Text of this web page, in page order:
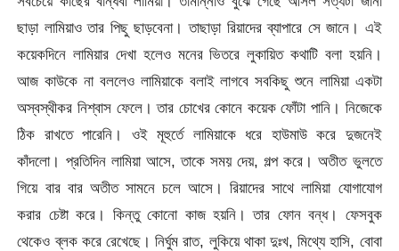
ছাড়া লামিয়াও তার পিছু ছাড়বেনা। তাছাড়া রিয়াদের ব্যাপারে সে জানে। এই
কয়েকদিনে লামিয়ার দেখা হলেও মনের ভিতরে লুকায়িত কথাটি বলা হয়নি।
আজ কাউকে না বললেও লামিয়াকে বলাই লাগবে সবকিছু শুনে লামিয়া একটা
অস্বস্থীকর নিশ্বাস ফেলে। তার চোখের কোনে কয়েক ফোঁটা পানি। নিজেকে
ঠিক রাখতে পারেনি। ওই মূহুর্তে লামিয়াকে ধরে হাউমাউ করে দুজনেই
কাঁদলো। প্রতিদিন লামিয়া আসে, তাকে সময় দেয়, গল্প করে। অতীত ভুলতে
গিয়ে বার বার অতীত সামনে চলে আসে। রিয়াদের সাথে লামিয়া যোগাযোগ
করার চেষ্টা করে। কিন্তু কোনো কাজ হয়নি। তার ফোন বন্ধ। ফেসবুক
থেকেও ব্লক করে রেখেছে। নির্ঘুম রাত, লুকিয়ে থাকা দুঃখ, মিথ্যে হাসি, বোবা